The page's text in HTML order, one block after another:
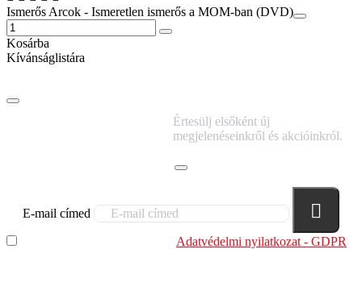
Ismerős Arcok - Ismeretlen ismerős a MOM-ban (DVD)
Kosárba
Kívánságlistára
Értesülj elsőként új
megjelenéseinkről és akcióinkról.
E-mail címed
Adatvédelmi nyilatkozat - GDPR